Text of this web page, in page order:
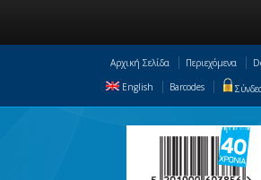
Αρχική Σελίδα Περιεχόμενα
English
Barcodes